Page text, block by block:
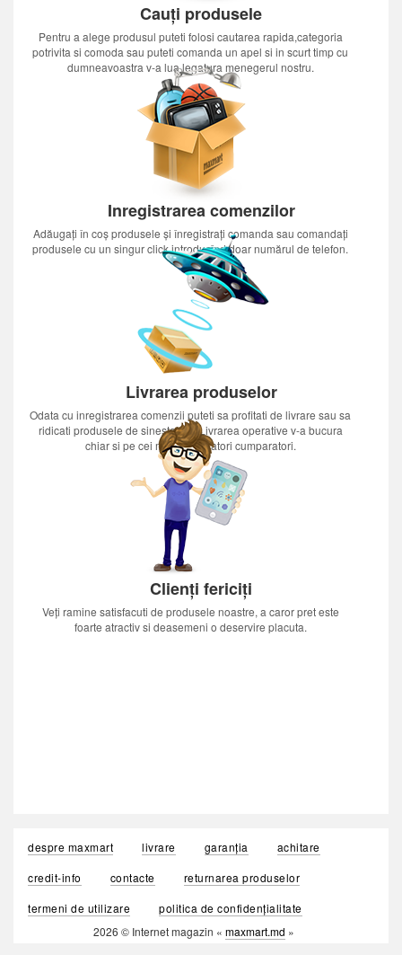
Cauți produsele
Pentru a alege produsul puteti folosi cautarea rapida,categoria
potrivita si comoda sau puteti comanda un apel si in scurt timp cu
dumneavoastra v-a lua legatura menegerul nostru.
Inregistrarea comenzilor
Adăugați în coș produsele și înregistrați comanda sau comandați
produsele cu un singur click introducînd doar numărul de telefon.
Livrarea produselor
Odata cu inregistrarea comenzii puteti sa profitati de livrare sau sa
ridicati produsele de sinestatator.Livrarea operative v-a bucura
chiar si pe cei mai nerabdatori cumparatori.
Clienți fericiți
Veți ramine satisfacuti de produsele noastre, a caror pret este
foarte atractiv si deasemeni o deservire placuta.
despre maxmart livrare garanția
achitare
credit-info
contacte
returnarea produselor
termeni de utilizare
politica de confidențialitate
2026 © Internet magazin « maxmart.md »